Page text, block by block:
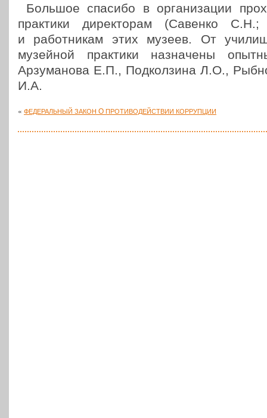
Большое спасибо в орга­ни­за­ции
прак­ти­ки дирек­то­рам (Савенко
и работ­ни­кам этих музеев. От
музей­ной прак­ти­ки назна­че­ны
Арзу­ма­но­ва Е.П., Под­кол­зи­на Л.О.,
И.А.
« ФЕДЕРАЛЬНЫЙ ЗАКОН О ПРОТИВОДЕЙСТВИИ КОРРУПЦИИ